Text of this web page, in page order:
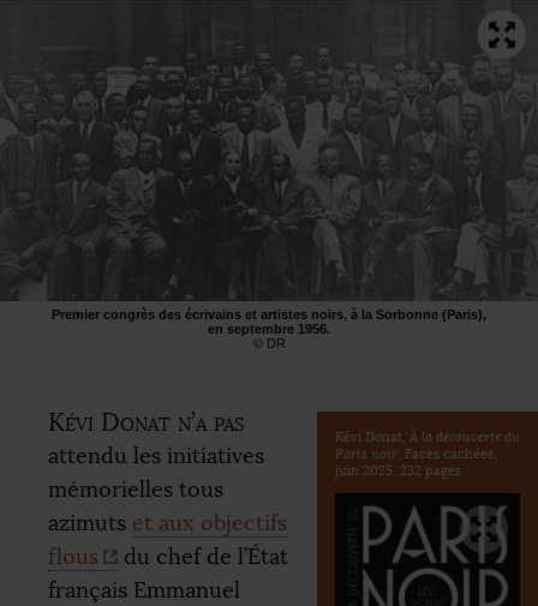
Premier congrès des écrivains et artistes noirs, à la Sorbonne (Paris),
en septembre 1956.
© DR
Kévi Donat, À la découverte du
Paris noir, Faces cachées,
juin 2025, 232 pages.
Kévi Donat n’a pas
attendu les initiatives
mémorielles tous
azimuts et aux objectifs
flous
du chef de l’État
français Emmanuel